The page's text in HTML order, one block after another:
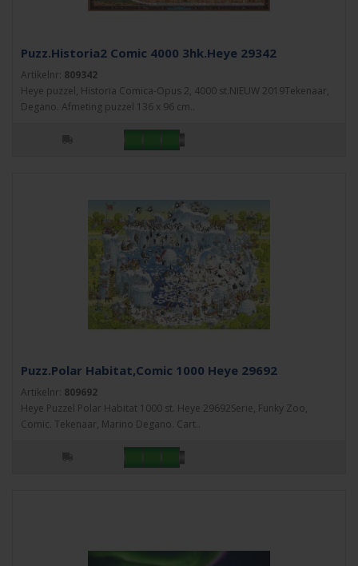
Puzz.Historia2 Comic 4000 3hk.Heye 29342
Artikelnr: 809342
Heye puzzel, Historia Comica-Opus 2, 4000 st.NIEUW 2019Tekenaar,
Degano. Afmeting puzzel 136 x 96 cm..
Puzz.Polar Habitat,Comic 1000 Heye 29692
Artikelnr: 809692
Heye Puzzel Polar Habitat 1000 st. Heye 29692Serie, Funky Zoo,
Comic. Tekenaar, Marino Degano. Cart..